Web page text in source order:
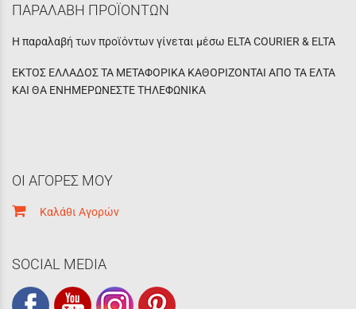
ΠΑΡΑΛΑΒΗ ΠΡΟΪΟΝΤΩΝ
Η παραλαβή των προϊόντων γίνεται μέσω ELTA COURIER & ELTA
ΕΚΤΟΣ ΕΛΛΑΔΟΣ ΤΑ ΜΕΤΑΦΟΡΙΚΑ ΚΑΘΟΡΙΖΟΝΤΑΙ ΑΠΟ ΤΑ ΕΛΤΑ
ΚΑΙ ΘΑ ΕΝΗΜΕΡΩΝΕΣΤΕ ΤΗΛΕΦΩΝΙΚΑ
ΟΙ ΑΓΟΡΕΣ ΜΟΥ
Καλάθι Αγορών
SOCIAL MEDIA